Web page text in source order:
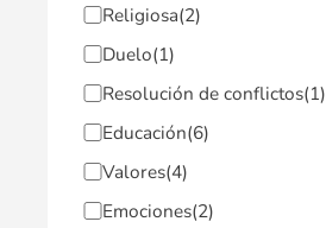
Religiosa(2)
Duelo(1)
Resolución de conflictos(1)
Educación(6)
Valores(4)
Emociones(2)